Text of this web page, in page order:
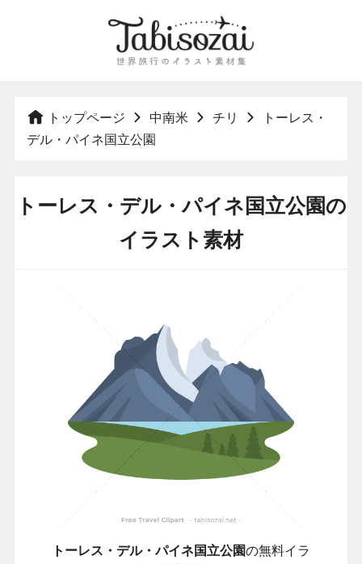
トップページ 中南米 チリ
トーレス・
デル・パイネ国立公園
トーレス・デル・パイネ国立公園の
イラスト素材
トーレス・デル・パイネ国立公園の無料イラ